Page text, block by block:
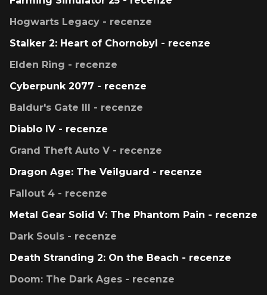
Hogwarts Legacy - recenze
Stalker 2: Heart of Chornobyl - recenze
Elden Ring - recenze
Cyberpunk 2077 - recenze
Baldur's Gate III - recenze
Diablo IV - recenze
Grand Theft Auto V - recenze
Dragon Age: The Veilguard - recenze
Fallout 4 - recenze
Metal Gear Solid V: The Phantom Pain - recenze
Dark Souls - recenze
Death Stranding 2: On the Beach - recenze
Doom: The Dark Ages - recenze